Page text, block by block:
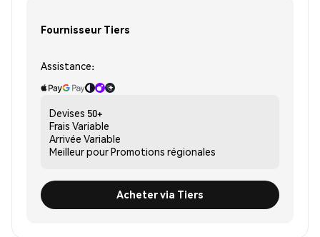
Fournisseur Tiers
Assistance:
Devises 50+
Frais Variable
Arrivée Variable
Meilleur pourPromotions régionales
Acheter via Tiers